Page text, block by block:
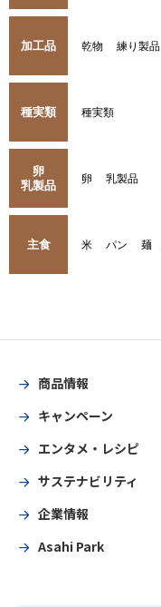
加工品 乾物 練り製品
種実類 種実類
卵
乳製品
卵 乳製品
主食 米 パン 麺
商品情報
キャンペーン
エンタメ・レシピ
サステナビリティ
企業情報
Asahi Park